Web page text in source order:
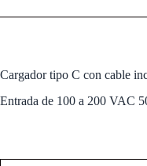
Cargador tipo C con cable
Entrada de 100 a 200 VAC